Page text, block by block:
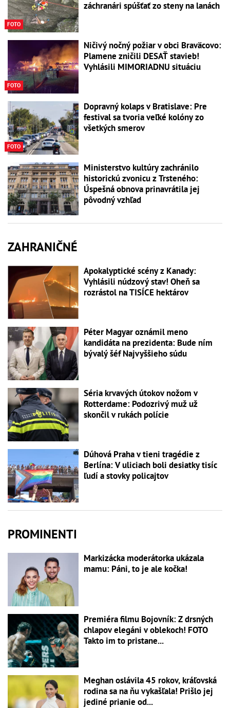
FOTO
záchranári spúšťať zo steny na lanách
FOTO
Ničivý nočný požiar v obci Braväcovo:
Plamene zničili DESAŤ stavieb!
Vyhlásili MIMORIADNU situáciu
FOTO
Dopravný kolaps v Bratislave: Pre
festival sa tvoria veľké kolóny zo
všetkých smerov
Ministerstvo kultúry zachránilo
historickú zvonicu z Trsteného:
Úspešná obnova prinavrátila jej
pôvodný vzhľad
ZAHRANIČNÉ
Apokalyptické scény z Kanady:
Vyhlásili núdzový stav! Oheň sa
rozrástol na TISÍCE hektárov
Péter Magyar oznámil meno
kandidáta na prezidenta: Bude ním
bývalý šéf Najvyššieho súdu
Séria krvavých útokov nožom v
Rotterdame: Podozrivý muž už
skončil v rukách polície
Dúhová Praha v tieni tragédie z
Berlína: V uliciach boli desiatky tisíc
ľudí a stovky policajtov
PROMINENTI
Markizácka moderátorka ukázala
mamu: Páni, to je ale kočka!
Premiéra filmu Bojovník: Z drsných
chlapov elegáni v oblekoch! FOTO
Takto im to pristane...
Meghan oslávila 45 rokov, kráľovská
rodina sa na ňu vykašľala! Prišlo jej
jediné prianie od...